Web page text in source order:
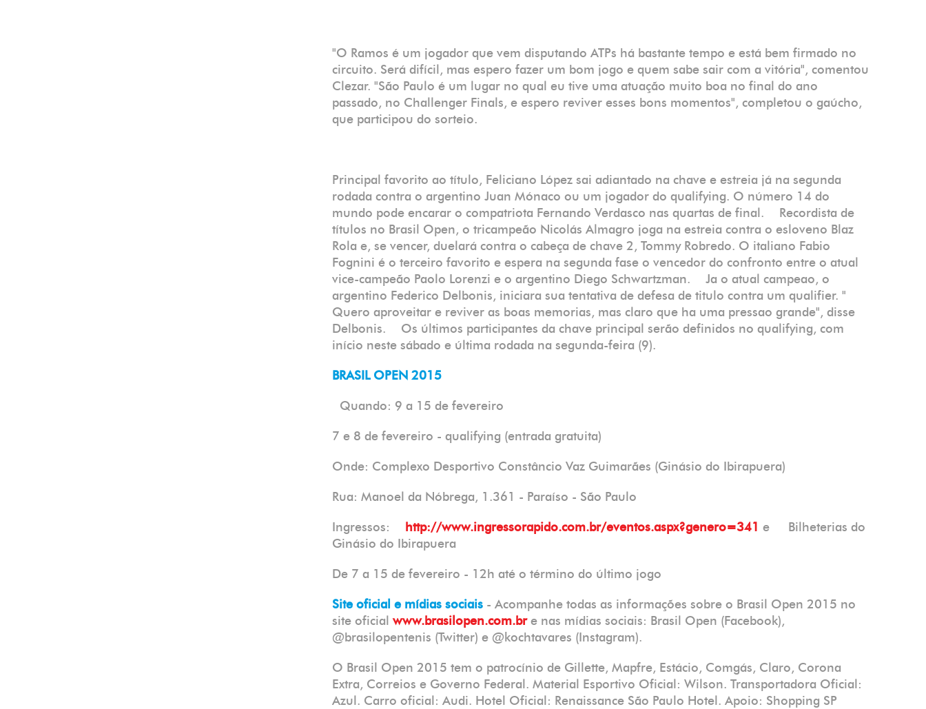
"O Ramos é um jogador que vem disputando ATPs há bastante tempo e está bem firmado no
circuito. Será difícil, mas espero fazer um bom jogo e quem sabe sair com a vitória", comentou
Clezar. "São Paulo é um lugar no qual eu tive uma atuação muito boa no final do ano
passado, no Challenger Finals, e espero reviver esses bons momentos", completou o gaúcho,
que participou do sorteio.
Principal favorito ao título, Feliciano López sai adiantado na chave e estreia já na segunda
rodada contra o argentino Juan Mónaco ou um jogador do qualifying. O número 14 do
mundo pode encarar o compatriota Fernando Verdasco nas quartas de final. Recordista de
títulos no Brasil Open, o tricampeão Nicolás Almagro joga na estreia contra o esloveno Blaz
Rola e, se vencer, duelará contra o cabeça de chave 2, Tommy Robredo. O italiano Fabio
Fognini é o terceiro favorito e espera na segunda fase o vencedor do confronto entre o atual
vice-campeão Paolo Lorenzi e o argentino Diego Schwartzman. Ja o atual campeao, o
argentino Federico Delbonis, iniciara sua tentativa de defesa de titulo contra um qualifier. "
Quero aproveitar e reviver as boas memorias, mas claro que ha uma pressao grande", disse
Delbonis. Os últimos participantes da chave principal serão definidos no qualifying, com
início neste sábado e última rodada na segunda-feira (9).
BRASIL OPEN 2015
Quando: 9 a 15 de fevereiro
7 e 8 de fevereiro - qualifying (entrada gratuita)
Onde: Complexo Desportivo Constâncio Vaz Guimarães (Ginásio do Ibirapuera)
Rua: Manoel da Nóbrega, 1.361 - Paraíso - São Paulo
Ingressos: http://www.ingressorapido.com.br/eventos.aspx?genero=341
e Bilheterias do
Ginásio do Ibirapuera
De 7 a 15 de fevereiro - 12h até o término do último jogo
Site oficial e mídias sociais - Acompanhe todas as informações sobre o Brasil Open 2015 no
site oficialwww.brasilopen.com.bre nas mídias sociais: Brasil Open (Facebook),
@brasilopentenis (Twitter) e @kochtavares (Instagram).
O Brasil Open 2015 tem o patrocínio de Gillette, Mapfre, Estácio, Comgás, Claro, Corona
Extra, Correios e Governo Federal. Material Esportivo Oficial: Wilson. Transportadora Oficial:
Azul. Carro oficial: Audi. Hotel Oficial: Renaissance São Paulo Hotel. Apoio: Shopping SP